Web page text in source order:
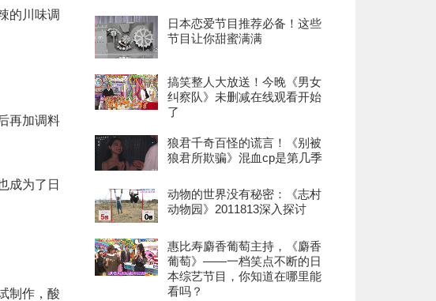
的川味调
再加调料
成为了日
制作，酸
日本恋爱节目推荐必备！这些
节目让你甜蜜满满
搞笑整人大放送！今晚《男女
纠察队》未删减在线观看开始
了
狼君千奇百怪的谎言！《别被
狼君所欺骗》混血cp是第几季
动物的世界没有秘密：《志村
动物园》2011813深入探讨
惠比寿麝香葡萄主持，《麝香
葡萄》——一档笑点不断的日
本综艺节目，你知道在哪里能
看吗？